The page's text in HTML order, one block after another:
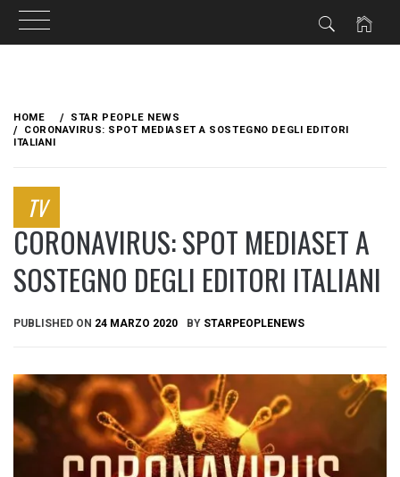
content
HOME
STAR PEOPLE NEWS
CORONAVIRUS: SPOT MEDIASET A SOSTEGNO DEGLI EDITORI
ITALIANI
TV
CORONAVIRUS: SPOT MEDIASET A
SOSTEGNO DEGLI EDITORI ITALIANI
PUBLISHED ON 24 MARZO 2020 BY STARPEOPLENEWS